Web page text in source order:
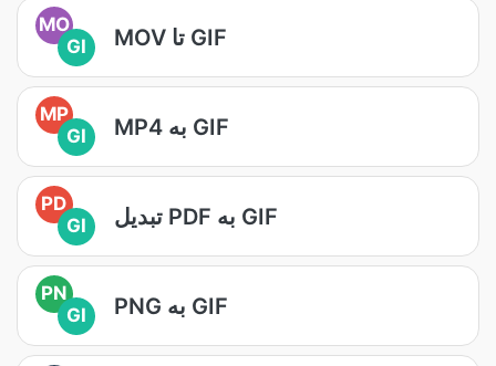
MO
GI
MOV تا GIF
MP
GI
MP4 به GIF
PD
GI
تبدیل PDF به GIF
PN
GI
PNG به GIF